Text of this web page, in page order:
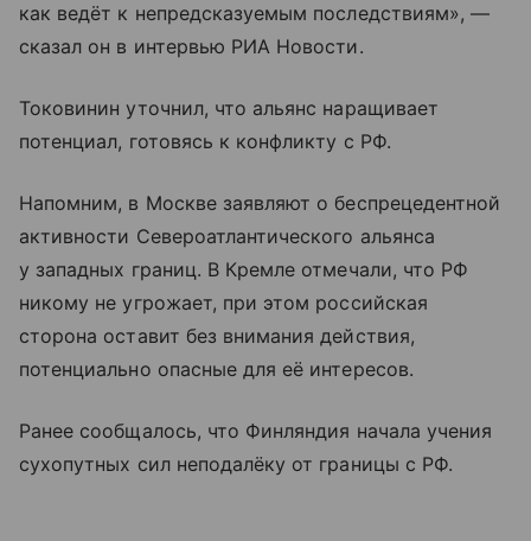
как ведёт к непредсказуемым последствиям», —
сказал он в интервью РИА Новости.
Токовинин уточнил, что альянс наращивает
потенциал, готовясь к конфликту с РФ.
Напомним, в Москве заявляют о беспрецедентной
активности Североатлантического альянса
у западных границ. В Кремле отмечали, что РФ
никому не угрожает, при этом российская
сторона оставит без внимания действия,
потенциально опасные для её интересов.
Ранее сообщалось, что Финляндия начала учения
сухопутных сил неподалёку от границы с РФ.